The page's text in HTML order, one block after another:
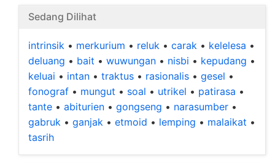
Sedang Dilihat
intrinsik • merkurium • reluk • carak • kelelesa •
deluang • bait • wuwungan • nisbi • kepudang •
keluai • intan • traktus • rasionalis • gesel •
fonograf • mungut • soal • utrikel • patirasa •
tante • abiturien • gongseng • narasumber •
gabruk • ganjak • etmoid • lemping • malaikat •
tasrih